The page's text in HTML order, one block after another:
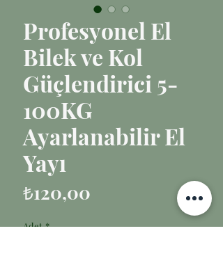
Profesyonel El
Bilek ve Kol
Güçlendirici 5-
100KG
Ayarlanabilir El
Yayı
₺120,00
Adet *